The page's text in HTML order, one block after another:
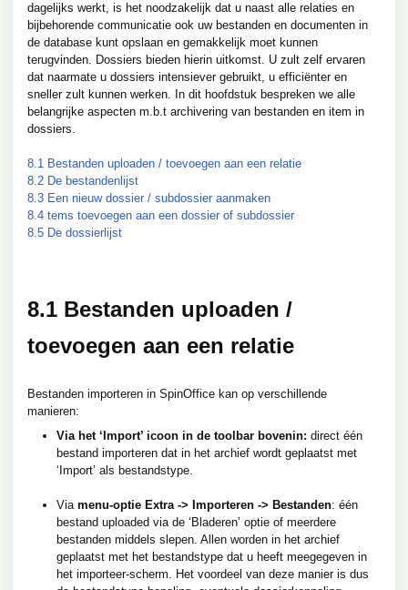
dagelijks werkt, is het noodzakelijk dat u naast alle relaties en
bijbehorende communicatie ook uw bestanden en documenten in
de database kunt opslaan en gemakkelijk moet kunnen
terugvinden. Dossiers bieden hierin uitkomst. U zult zelf ervaren
dat naarmate u dossiers intensiever gebruikt, u efficiënter en
sneller zult kunnen werken. In dit hoofdstuk bespreken we alle
belangrijke aspecten m.b.t archivering van bestanden en item in
dossiers.
8.1 Bestanden uploaden / toevoegen aan een relatie
8.2 De bestandenlijst
8.3 Een nieuw dossier / subdossier aanmaken
8.4 tems toevoegen aan een dossier of subdossier
8.5 De dossierlijst
8.1 Bestanden uploaden /
toevoegen aan een relatie
Bestanden importeren in SpinOffice kan op verschillende
manieren:
Via het ‘Import’ icoon in de toolbar bovenin: direct één
bestand importeren dat in het archief wordt geplaatst met
‘Import’ als bestandstype.
Via menu-optie Extra -> Importeren -> Bestanden: één
bestand uploaded via de ‘Bladeren’ optie of meerdere
bestanden middels slepen. Allen worden in het archief
geplaatst met het bestandstype dat u heeft meegegeven in
het importeer-scherm. Het voordeel van deze manier is dus